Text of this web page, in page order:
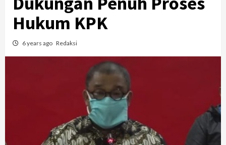
Hukum KPK
6 years ago Redaksi